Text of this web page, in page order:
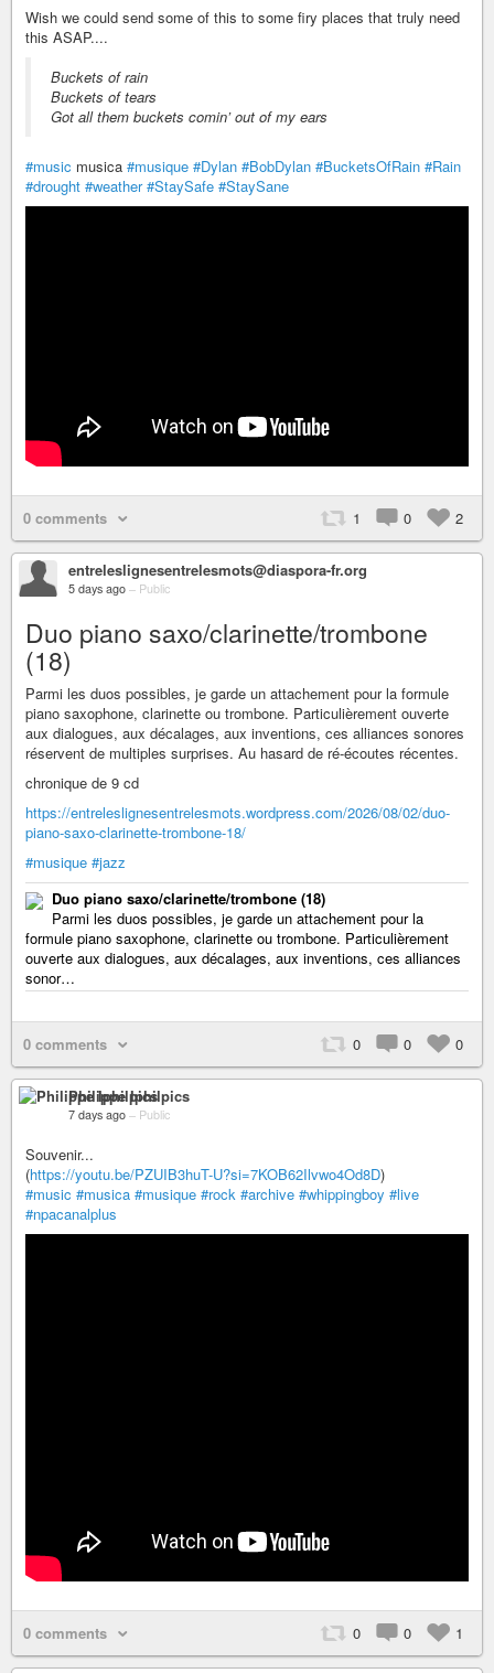
Wish we could send some of this to some firy places that truly need
this ASAP....
Buckets of rain
Buckets of tears
Got all them buckets comin’ out of my ears
#music musica #musique #Dylan #BobDylan #BucketsOfRain #Rain
#drought #weather #StaySafe #StaySane
0 comments 1 0 2
entreleslignesentrelesmots@diaspora-fr.org
5 days ago – Public
Duo piano saxo/clarinette/trombone
(18)
Parmi les duos possibles, je garde un attachement pour la formule
piano saxophone, clarinette ou trombone. Particulièrement ouverte
aux dialogues, aux décalages, aux inventions, ces alliances sonores
réservent de multiples surprises. Au hasard de ré-écoutes récentes.
chronique de 9 cd
https://entreleslignesentrelesmots.wordpress.com/2026/08/02/duo-
piano-saxo-clarinette-trombone-18/
#musique #jazz
Duo piano saxo/clarinette/trombone (18)
Parmi les duos possibles, je garde un attachement pour la
formule piano saxophone, clarinette ou trombone. Particulièrement
ouverte aux dialogues, aux décalages, aux inventions, ces alliances
sonor…
0 comments 0 0 0
Philippe Iphilpics
7 days ago – Public
Souvenir...
(https://youtu.be/PZUIB3huT-U?si=7KOB62Ilvwo4Od8D)
#music #musica #musique #rock #archive #whippingboy #live
#npacanalplus
0 comments 0 0 1